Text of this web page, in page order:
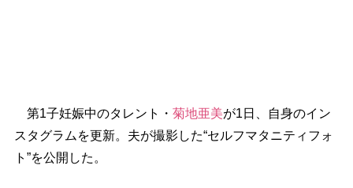
第1子妊娠中のタレント・ 菊地亜美が1日、自身のイン
スタグラムを更新。夫が撮影した“セルフマタニティフォ
ト”を公開した。